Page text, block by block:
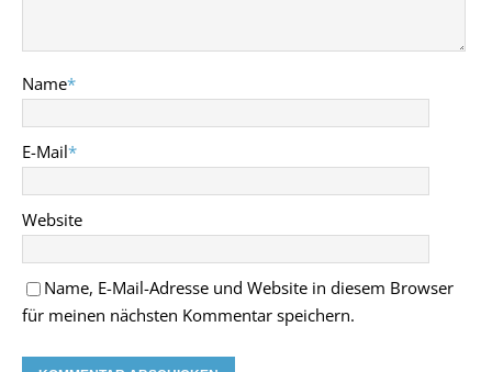
Name*
E-Mail*
Website
Name, E-Mail-Adresse und Website in diesem Browser
für meinen nächsten Kommentar speichern.